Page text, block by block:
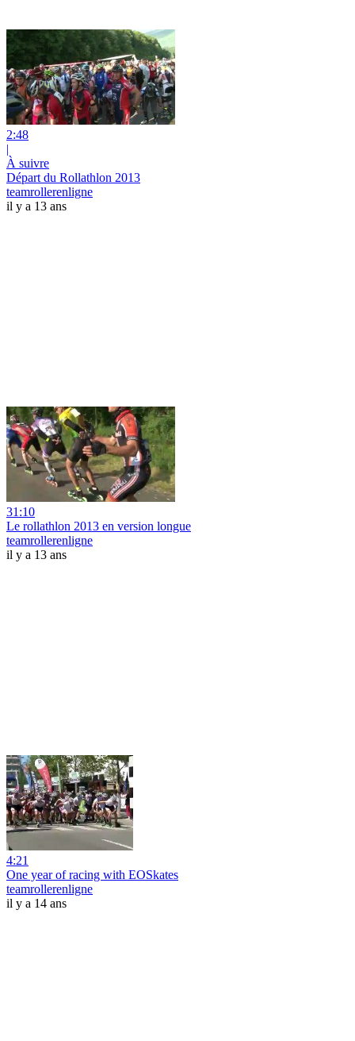
2:48
|
À suivre
Départ du Rollathlon 2013
teamrollerenligne
il y a 13 ans
31:10
Le rollathlon 2013 en version longue
teamrollerenligne
il y a 13 ans
4:21
One year of racing with EOSkates
teamrollerenligne
il y a 14 ans